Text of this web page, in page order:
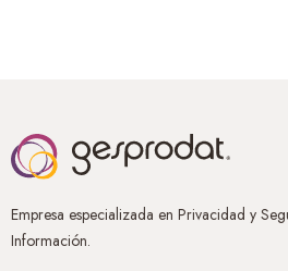
Empresa especializada en Privacidad y
Información.